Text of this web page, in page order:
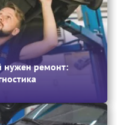
нужен ремонт: